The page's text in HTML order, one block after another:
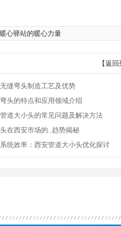
暖心驿站的暖心力量
【返
缝弯头制造工艺及优势
头的特点和应用领域介绍
道大小头的常见问题及解决方法
在西安市场的..趋势揭秘
统效率：西安管道大小头优化探讨